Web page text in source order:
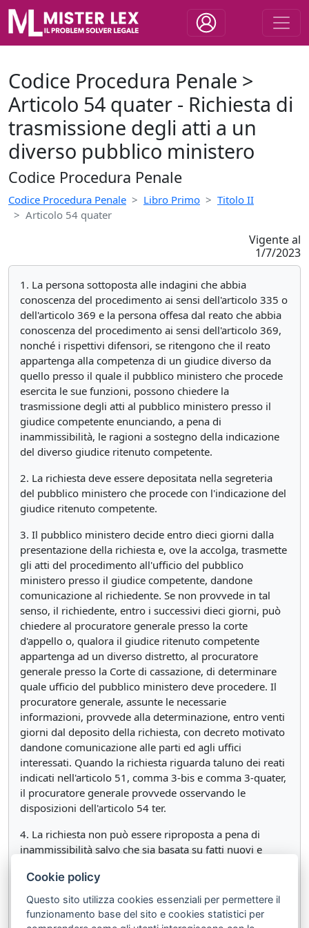
Codice Procedura Penale >
Articolo 54 quater - Richiesta di
trasmissione degli atti a un
diverso pubblico ministero
Codice Procedura Penale
Codice Procedura Penale Libro Primo
Titolo II
Articolo 54 quater
Vigente al
1/7/2023
1. La persona sottoposta alle indagini che abbia
conoscenza del procedimento ai sensi dell'articolo 335 o
dell'articolo 369 e la persona offesa dal reato che abbia
conoscenza del procedimento ai sensi dell'articolo 369,
nonché i rispettivi difensori, se ritengono che il reato
appartenga alla competenza di un giudice diverso da
quello presso il quale il pubblico ministero che procede
esercita le sue funzioni, possono chiedere la
trasmissione degli atti al pubblico ministero presso il
giudice competente enunciando, a pena di
inammissibilità, le ragioni a sostegno della indicazione
del diverso giudice ritenuto competente.
2. La richiesta deve essere depositata nella segreteria
del pubblico ministero che procede con l'indicazione del
giudice ritenuto competente.
3. Il pubblico ministero decide entro dieci giorni dalla
presentazione della richiesta e, ove la accolga, trasmette
gli atti del procedimento all'ufficio del pubblico
ministero presso il giudice competente, dandone
comunicazione al richiedente. Se non provvede in tal
senso, il richiedente, entro i successivi dieci giorni, può
chiedere al procuratore generale presso la corte
d'appello o, qualora il giudice ritenuto competente
appartenga ad un diverso distretto, al procuratore
generale presso la Corte di cassazione, di determinare
quale ufficio del pubblico ministero deve procedere. Il
procuratore generale, assunte le necessarie
informazioni, provvede alla determinazione, entro venti
giorni dal deposito della richiesta, con decreto motivato
dandone comunicazione alle parti ed agli uffici
interessati. Quando la richiesta riguarda taluno dei reati
indicati nell'articolo 51, comma 3-bis e comma 3-quater,
il procuratore generale provvede osservando le
disposizioni dell'articolo 54 ter.
4. La richiesta non può essere riproposta a pena di
inammissibilità salvo che sia basata su fatti nuovi e
trasmissione degli atti o della comunicazione del
decreto di cui al comma 3 possono essere utilizzati nei
Cookie policy
Questo sito utilizza cookies essenziali per permettere il
funzionamento base del sito e cookies statistici per